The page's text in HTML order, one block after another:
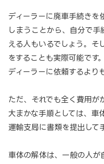
ディーラーに廃車手続きを
しまうことから、自分で手
える人もいるでしょう。そ
をすることも実際可能です
ディーラーに依頼するより
ただ、それでも全く費用が
大まかな手順としては、車
運輸支局に書類を提出して
車体の解体は、一般の人が